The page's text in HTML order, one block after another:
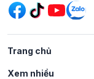
Trang chủ
Xem nhiều